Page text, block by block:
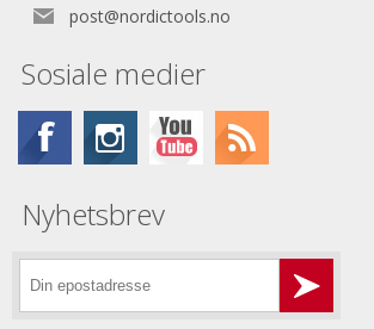
post@nordictools.no
Sosiale medier
Nyhetsbrev